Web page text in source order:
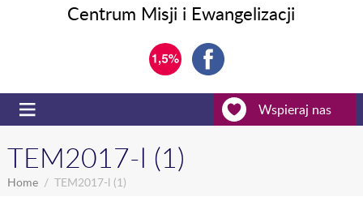
Centrum Misji i Ewangelizacji
Wspieraj nas
TEM2017-l (1)
Home TEM2017-l (1)